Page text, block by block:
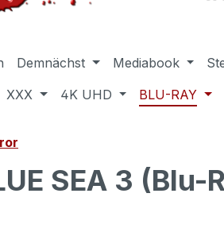
Demnächst Mediabook
XXX 4K UHD BLU-RAY
SEA 3